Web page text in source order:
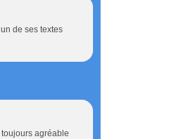
de ses textes
agréable